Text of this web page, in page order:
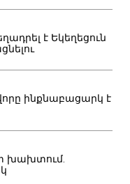
է Եկեղեցուն
ինքնաբացարկ է
խախտում.
դիմել է